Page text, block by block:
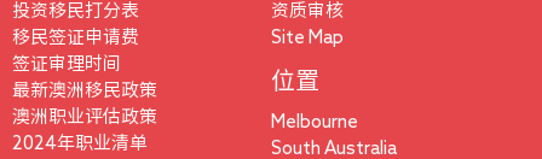
投资移民打分表
移民签证申请费
签证审理时间
最新澳洲移民政策
澳洲职业评估政策
2024年职业清单
资质审核
Site Map
位置
Melbourne
South Australia